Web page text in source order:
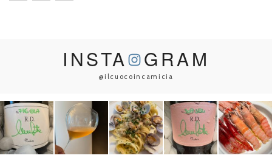
INSTA GRAM
@ilcuocoincamicia